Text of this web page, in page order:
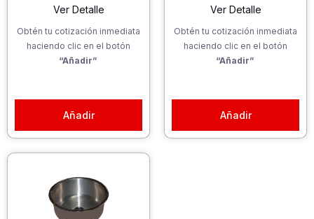
Ver Detalle
Obtén tu cotización inmediata
haciendo clic en el botón
“Añadir”
Añadir
Ver Detalle
Obtén tu cotización inmediata
haciendo clic en el botón
“Añadir”
Añadir